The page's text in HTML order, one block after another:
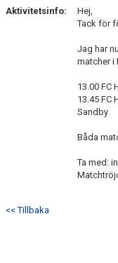
Aktivitetsinfo:
Hej,
Tack för
Jag har
matcher i
13.00 FC
13.45 FC
Sandby
Båda
Ta med:
<< Tillbaka